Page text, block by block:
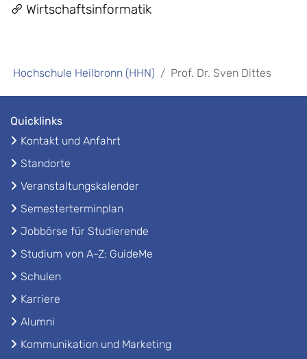
Wirtschaftsinformatik
Hochschule Heilbronn (HHN) Prof. Dr. Sven Dittes
Quicklinks
Kontakt und Anfahrt
Standorte
Veranstaltungskalender
Semesterterminplan
Jobbörse für Studierende
Studium von A-Z: GuideMe
Schulen
Karriere
Alumni
Kommunikation und Marketing